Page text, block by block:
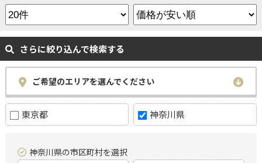
さらに絞り込んで検索する
ご希望のエリアを選んでください
東京都 神奈川県
神奈川県の市区町村を選択